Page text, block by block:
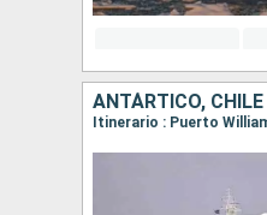
ANTÁRTICO, CHILE